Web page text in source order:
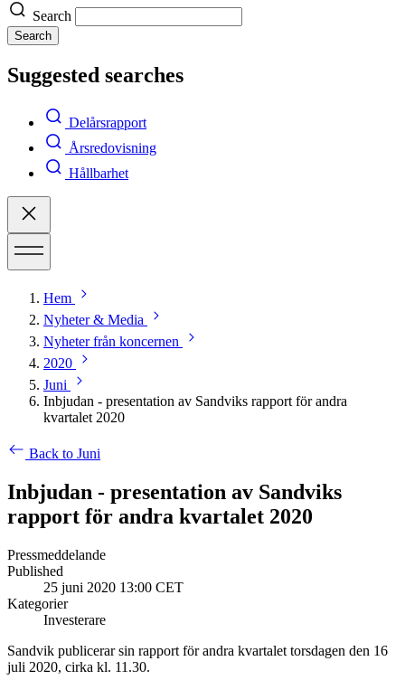
Search
Search
Suggested searches
Delårsrapport
Årsredovisning
Hållbarhet
Hem
Nyheter & Media
Nyheter från koncernen
2020
Juni
Inbjudan - presentation av Sandviks rapport för andra
kvartalet 2020
Back to Juni
Inbjudan - presentation av Sandviks
rapport för andra kvartalet 2020
Pressmeddelande
Published
25 juni 2020 13:00 CET
Kategorier
Investerare
Sandvik publicerar sin rapport för andra kvartalet torsdagen den 16
juli 2020, cirka kl. 11.30.